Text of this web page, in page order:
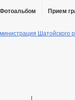
Фотоальбом Прием